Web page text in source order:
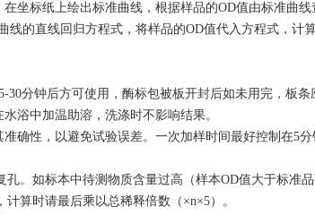
在坐标纸上绘出标准曲线，根据样品的OD值由标准曲
线的直线回归方程式，将样品的OD值代入方程式，计
分钟后方可使用，酶标包被板开封后如未用完，板条
浴中加温助溶，洗涤时不影响结果。
确性，以避免试验误差。一次加样时间最好控制在5
。如标本中待测物质含量过高（样本OD值大于标准
算时请最后乘以总稀释倍数（×n×5）。